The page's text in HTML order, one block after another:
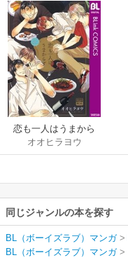
恋も一人はうまから
ず【シーモア限定特
典付き】
オオヒラヨウ
同じジャンルの本を探す
BL（ボーイズラブ）マンガ>
BL（ボーイズラブ）マンガ>